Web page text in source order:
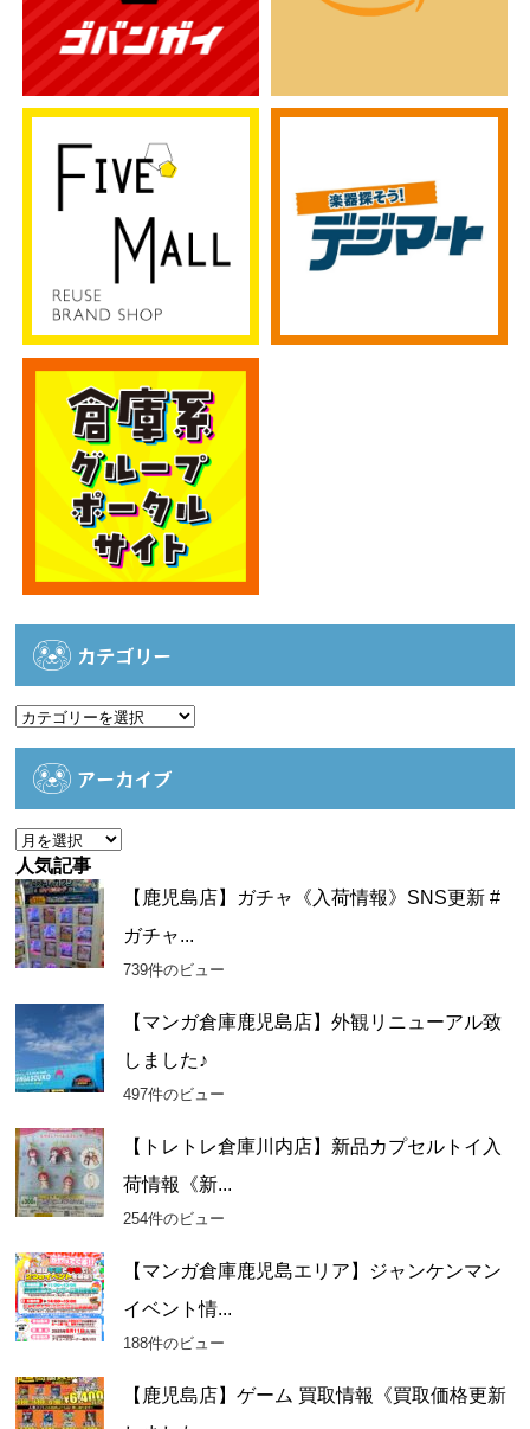
カテゴリー
カ
アーカイブ
ア
ー
カ
イ
ブ
人気記事
【鹿児島店】ガチャ《入荷情報》SNS更新 #
ガチャ...
739件のビュー
【マンガ倉庫鹿児島店】外観リニューアル致
しました♪
497件のビュー
【トレトレ倉庫川内店】新品カプセルトイ入
荷情報《新...
254件のビュー
【マンガ倉庫鹿児島エリア】ジャンケンマン
イベント情...
188件のビュー
【鹿児島店】ゲーム 買取情報《買取価格更新